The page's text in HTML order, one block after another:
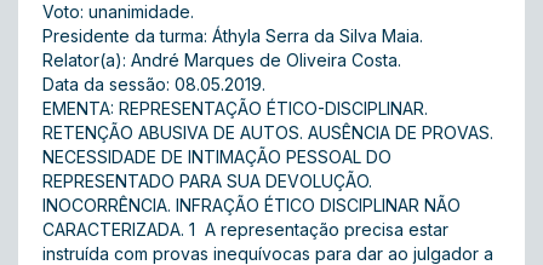
Voto: unanimidade.
Presidente da turma: Áthyla Serra da Silva Maia.
Relator(a): André Marques de Oliveira Costa.
Data da sessão: 08.05.2019.
EMENTA: REPRESENTAÇÃO ÉTICO-DISCIPLINAR.
RETENÇÃO ABUSIVA DE AUTOS. AUSÊNCIA DE PROVAS.
NECESSIDADE DE INTIMAÇÃO PESSOAL DO
REPRESENTADO PARA SUA DEVOLUÇÃO.
INOCORRÊNCIA. INFRAÇÃO ÉTICO DISCIPLINAR NÃO
CARACTERIZADA. 1  A representação precisa estar
instruída com provas inequívocas para dar ao julgador a